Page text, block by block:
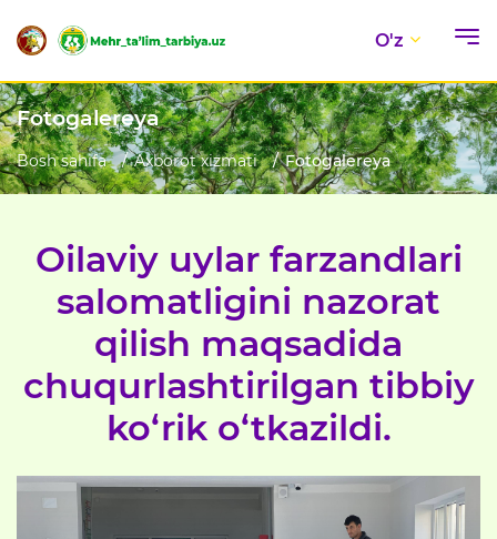
O'z
Fotogalereya
Bosh sahifa Axborot xizmati Fotogalereya
Oilaviy uylar farzandlari
salomatligini nazorat
qilish maqsadida
chuqurlashtirilgan tibbiy
ko‘rik o‘tkazildi.